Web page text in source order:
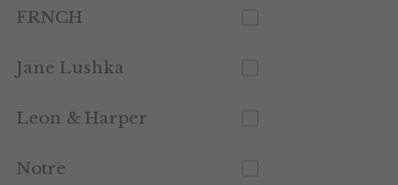
FRNCH
Jane Lushka
Leon & Harper
Notre